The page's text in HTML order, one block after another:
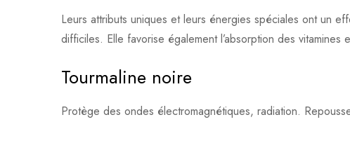
Leurs attributs uniques et leurs énergies spéciales ont un
difficiles. Elle favorise également l’absorption des vitamines
Tourmaline noire
Protège des ondes électromagnétiques, radiation.